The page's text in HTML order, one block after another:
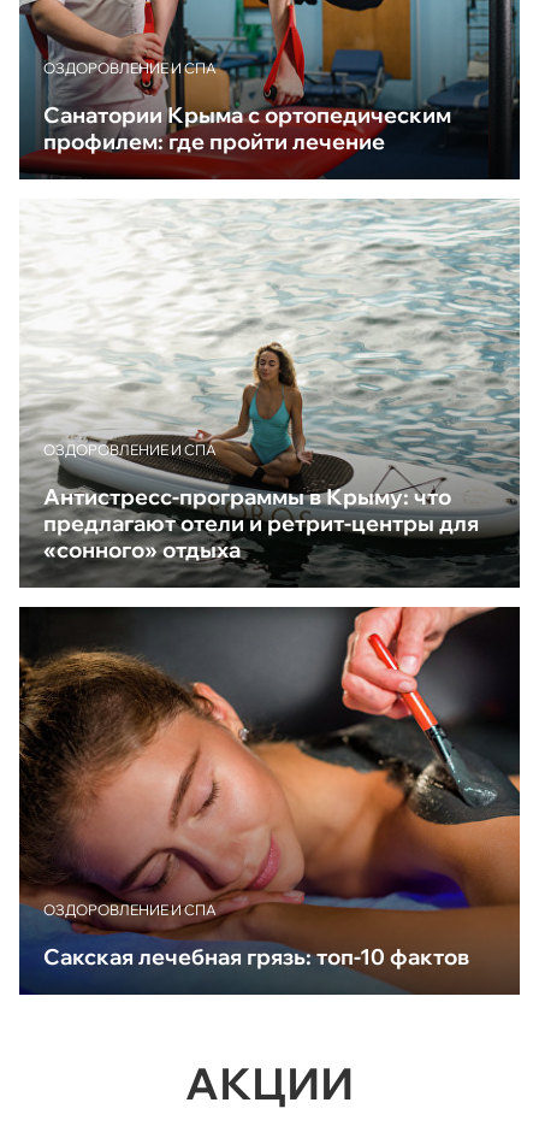
ОЗДОРОВЛЕНИЕ И СПА
Санатории Крыма с ортопедическим
профилем: где пройти лечение
ОЗДОРОВЛЕНИЕ И СПА
Антистресс-программы в Крыму: что
предлагают отели и ретрит-центры для
«сонного» отдыха
ОЗДОРОВЛЕНИЕ И СПА
Сакская лечебная грязь: топ-10 фактов
АКЦИИ